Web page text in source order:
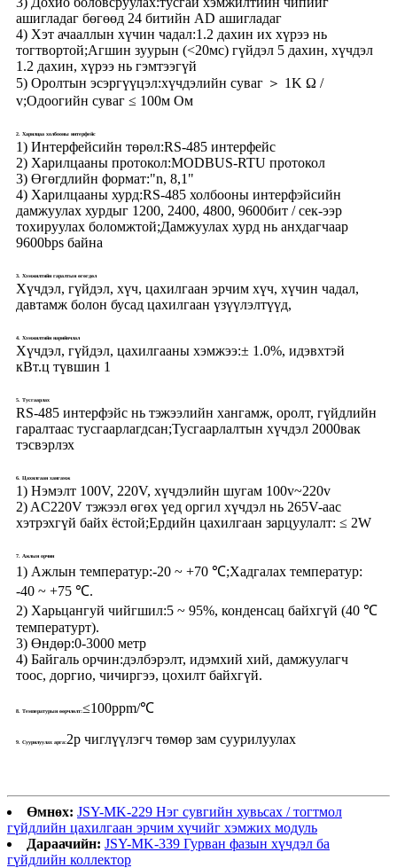
ашигладаг бөгөөд 24 битийн AD ашигладаг
4) Хэт ачааллын хүчин чадал:1.2 дахин их хүрээ нь
тогтвортой;Агшин зуурын (<20мс) гүйдэл 5 дахин, хүчдэл
1.2 дахин, хүрээ нь гэмтээгүй
5) Оролтын эсэргүүцэл:хүчдэлийн суваг ＞ 1K Ω /
v;Одоогийн суваг ≤ 100м Ом
2. Харилцаа холбооны интерфейс
1) Интерфейсийн төрөл:RS-485 интерфейс
2) Харилцааны протокол:MODBUS-RTU протокол
3) Өгөгдлийн формат:"n, 8,1"
4) Харилцааны хурд:RS-485 холбооны интерфэйсийн
дамжуулах хурдыг 1200, 2400, 4800, 9600бит / сек-ээр
тохируулах боломжтой;Дамжуулах хурд нь анхдагчаар
9600bps байна
3. Хэмжилтийн гаралтын өгөгдөл
Хүчдэл, гүйдэл, хүч, цахилгаан эрчим хүч, хүчин чадал,
давтамж болон бусад цахилгаан үзүүлэлтүүд,
4. Хэмжилтийн нарийвчлал
Хүчдэл, гүйдэл, цахилгааны хэмжээ:± 1.0%, идэвхтэй
кВт.ц түвшин 1
5. Тусгаарлах
RS-485 интерфэйс нь тэжээлийн хангамж, оролт, гүйдлийн
гаралтаас тусгаарлагдсан;Тусгаарлалтын хүчдэл 2000вак
тэсвэрлэх
6. Цахилгаан хангамж
1) Нэмэлт 100V, 220V, хүчдэлийн шугам 100v~220v
2) AC220V тэжээл өгөх үед оргил хүчдэл нь 265V-аас
хэтрэхгүй байх ёстой;Ердийн цахилгаан зарцуулалт: ≤ 2W
7. Ажлын орчин
1) Ажлын температур:-20 ~ +70 ℃;Хадгалах температур:
-40 ~ +75 ℃.
2) Харьцангуй чийгшил:5 ~ 95%, конденсац байхгүй (40 ℃
температурт).
3) Өндөр:0-3000 метр
4) Байгаль орчин:дэлбэрэлт, идэмхий хий, дамжуулагч
тоос, доргио, чичиргээ, цохилт байхгүй.
8. Температурын өөрчлөлт:≤100ppm/℃
9. Суурилуулах арга:2p чиглүүлэгч төмөр зам суурилуулах
Өмнөх: JSY-MK-229 Нэг сувгийн хувьсах / тогтмол
гүйдлийн цахилгаан эрчим хүчийг хэмжих модуль
Дараачийн: JSY-MK-339 Гурван фазын хүчдэл ба
гүйдлийн коллектор